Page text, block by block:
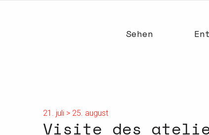
Sehen
21. juli > 25. august
Visite des